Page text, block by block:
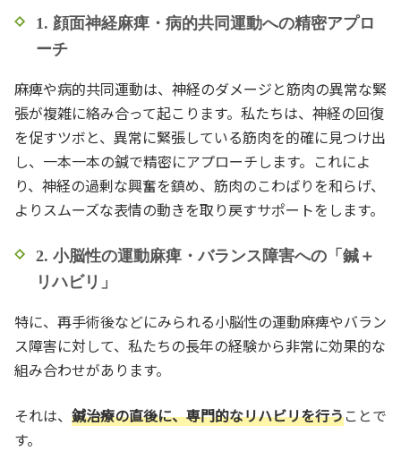
1. 顔面神経麻痺・病的共同運動への精密アプロ
ーチ
麻痺や病的共同運動は、神経のダメージと筋肉の異常な緊
張が複雑に絡み合って起こります。私たちは、神経の回復
を促すツボと、異常に緊張している筋肉を的確に見つけ出
し、一本一本の鍼で精密にアプローチします。これによ
り、神経の過剰な興奮を鎮め、筋肉のこわばりを和らげ、
よりスムーズな表情の動きを取り戻すサポートをします。
2. 小脳性の運動麻痺・バランス障害への「鍼＋
リハビリ」
特に、再手術後などにみられる小脳性の運動麻痺やバラン
ス障害に対して、私たちの長年の経験から非常に効果的な
組み合わせがあります。
それは、 鍼治療の直後に、専門的なリハビリを行うことで
す。